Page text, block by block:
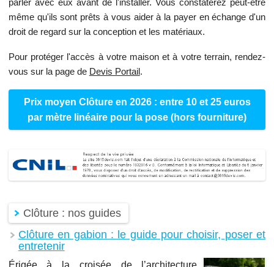
parler avec eux avant de l'installer. Vous constaterez peut-être
même qu'ils sont prêts à vous aider à la payer en échange d'un
droit de regard sur la conception et les matériaux.
Pour protéger l'accès à votre maison et à votre terrain, rendez-
vous sur la page de Devis Portail.
Prix moyen Clôture en 2026 : entre 10 et 25 euros
par mètre linéaire pour la pose (hors fourniture)
Clôture : nos guides
Clôture en gabion : le guide pour choisir, poser et
entretenir
Érigée à la croisée de l’architecture